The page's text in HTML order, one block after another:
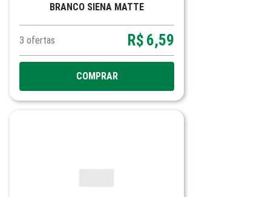
BRANCO SIENA MATTE
3 ofertas R$ 6,59
COMPRAR